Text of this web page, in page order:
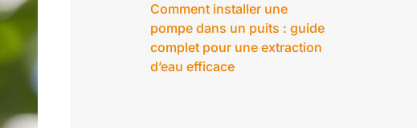
Comment installer une
pompe dans un puits : guide
complet pour une extraction
d’eau efficace